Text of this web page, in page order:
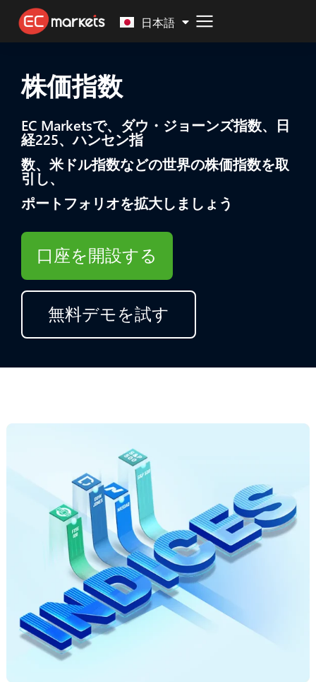
日本語
Malay
株価指数
EC Marketsで、ダウ・ジョーンズ指数、日
経225、ハンセン指
数、米ドル指数などの世界の株価指数を取
引し、
ポートフォリオを拡大しましょう
口座を開設する
無料デモを試す